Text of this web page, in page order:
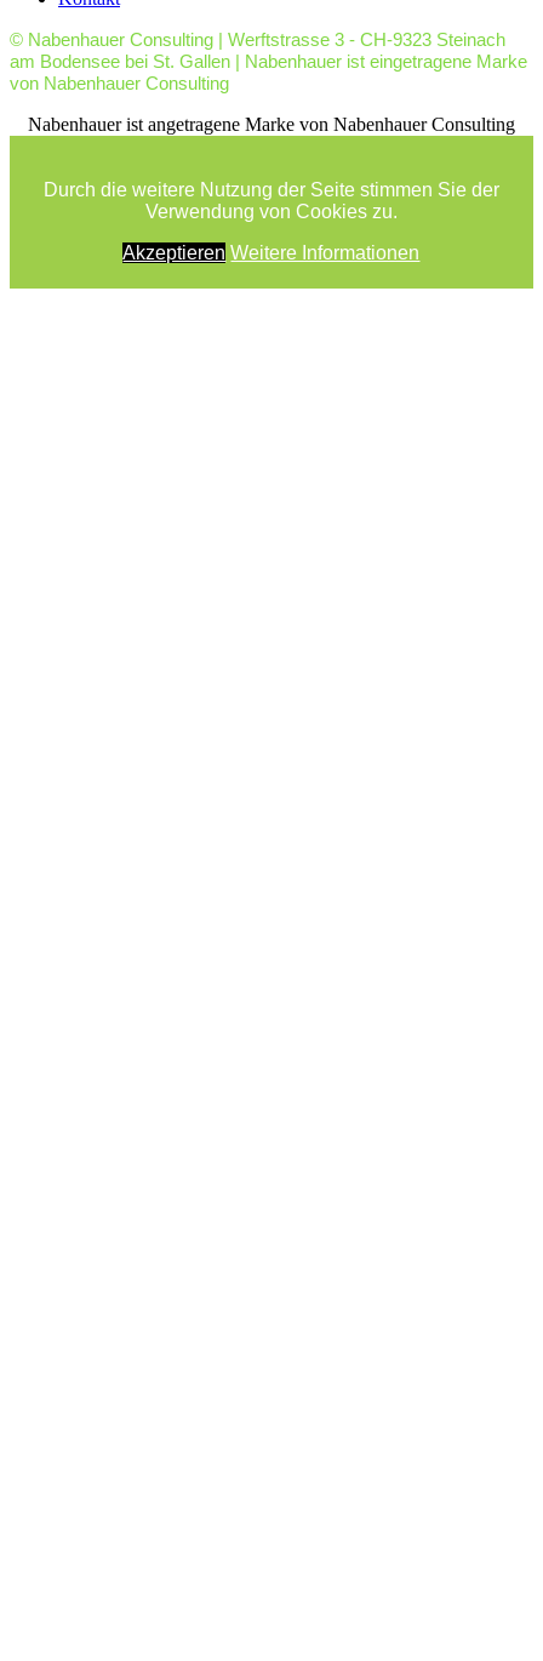
© Nabenhauer Consulting | Werftstrasse 3 - CH-9323 Steinach
am Bodensee bei St. Gallen | Nabenhauer ist eingetragene Marke
von Nabenhauer Consulting
facebook
youtube
rssNabenhauer ist angetragene Marke von Nabenhauer Consulting
Durch die weitere Nutzung der Seite stimmen Sie der
Verwendung von Cookies zu.
Akzeptieren Weitere Informationen